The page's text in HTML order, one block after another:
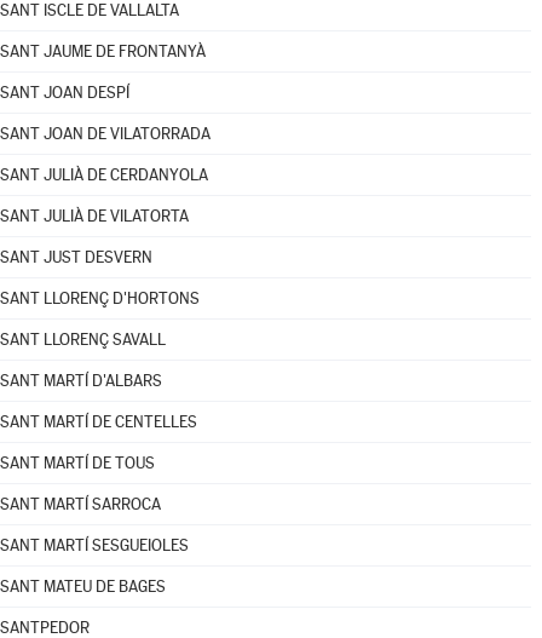
SANT ISCLE DE VALLALTA
SANT JAUME DE FRONTANYÀ
SANT JOAN DESPÍ
SANT JOAN DE VILATORRADA
SANT JULIÀ DE CERDANYOLA
SANT JULIÀ DE VILATORTA
SANT JUST DESVERN
SANT LLORENÇ D'HORTONS
SANT LLORENÇ SAVALL
SANT MARTÍ D'ALBARS
SANT MARTÍ DE CENTELLES
SANT MARTÍ DE TOUS
SANT MARTÍ SARROCA
SANT MARTÍ SESGUEIOLES
SANT MATEU DE BAGES
SANTPEDOR